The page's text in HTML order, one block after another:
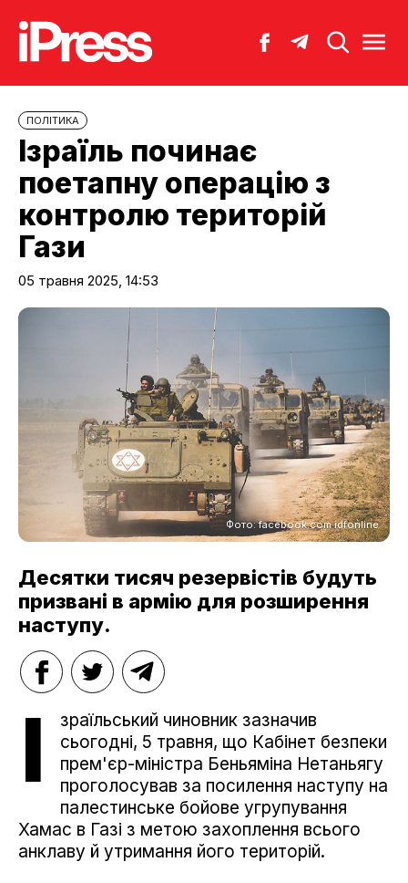
ПОЛІТИКА
Ізраїль починає
поетапну операцію з
контролю територій
Гази
05 травня 2025, 14:53
Фото: facebook.com idfonline
Десятки тисяч резервістів будуть
призвані в армію для розширення
наступу.
І
зраїльський чиновник зазначив
сьогодні, 5 травня, що Кабінет безпеки
прем'єр-міністра Беньяміна Нетаньягу
проголосував за посилення наступу на
палестинське бойове угрупування
Хамас в Газі з метою захоплення всього
анклаву й утримання його територій.